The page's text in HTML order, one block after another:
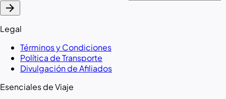
arrow_forward
Legal
Términos y Condiciones
Política de Transporte
Divulgación de Afiliados
Esenciales de Viaje